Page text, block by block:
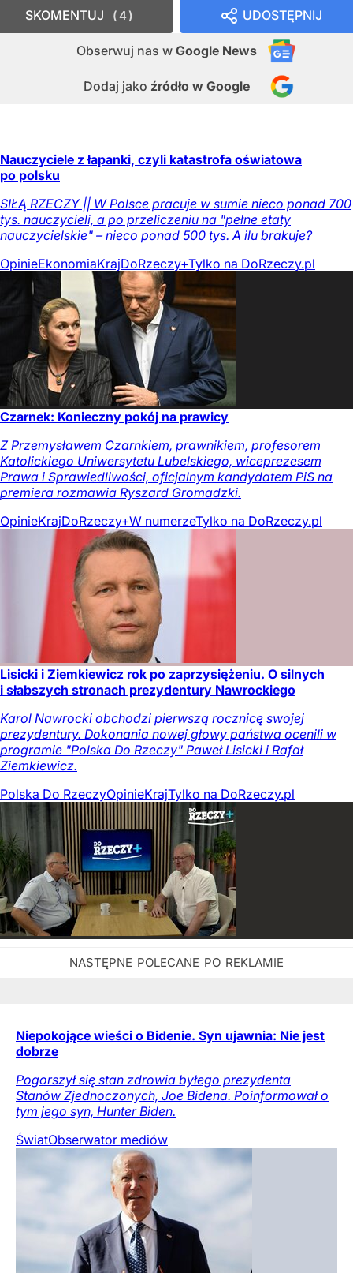
UDOSTĘPNIJ
Obserwuj nas w Google News
Dodaj jako źródło w Google
SKOMENTUJ 4
Nauczyciele z łapanki, czyli katastrofa oświatowa
po polsku
SIŁĄ RZECZY || W Polsce pracuje w sumie nieco ponad 700
tys. nauczycieli, a po przeliczeniu na "pełne etaty
nauczycielskie" – nieco ponad 500 tys. A ilu brakuje?
OpinieEkonomiaKrajDoRzeczy+Tylko na DoRzeczy.pl
Czarnek: Konieczny pokój na prawicy
Z Przemysławem Czarnkiem, prawnikiem, profesorem
Katolickiego Uniwersytetu Lubelskiego, wiceprezesem
Prawa i Sprawiedliwości, oficjalnym kandydatem PiS na
premiera rozmawia Ryszard Gromadzki.
OpinieKrajDoRzeczy+W numerzeTylko na DoRzeczy.pl
Lisicki i Ziemkiewicz rok po zaprzysiężeniu. O silnych
i słabszych stronach prezydentury Nawrockiego
Karol Nawrocki obchodzi pierwszą rocznicę swojej
prezydentury. Dokonania nowej głowy państwa ocenili w
programie "Polska Do Rzeczy" Paweł Lisicki i Rafał
Ziemkiewicz.
Polska Do RzeczyOpinieKrajTylko na DoRzeczy.pl
Niepokojące wieści o Bidenie. Syn ujawnia: Nie jest
dobrze
Pogorszył się stan zdrowia byłego prezydenta
Stanów Zjednoczonych, Joe Bidena. Poinformował o
tym jego syn, Hunter Biden.
ŚwiatObserwator mediów